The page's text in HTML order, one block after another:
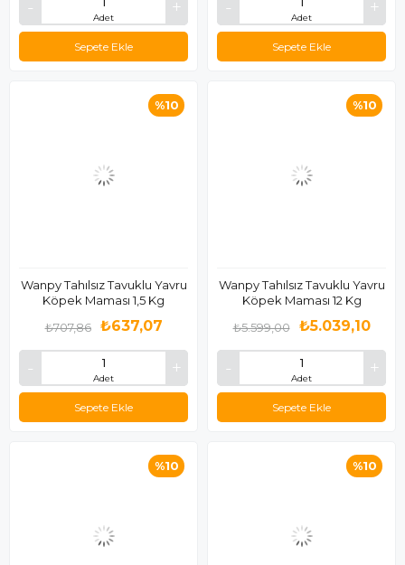
Adet
Sepete Ekle
Adet
Sepete Ekle
Wanpy Tahılsız Tavuklu Yavru
Köpek Maması 1,5 Kg
Adet
₺637,07
₺707,86
Sepete Ekle
%10
Wanpy Tahılsız Tavuklu Yavru
Köpek Maması 12 Kg
Adet
₺5.039,10
₺5.599,00
Sepete Ekle
%10
%10 %10